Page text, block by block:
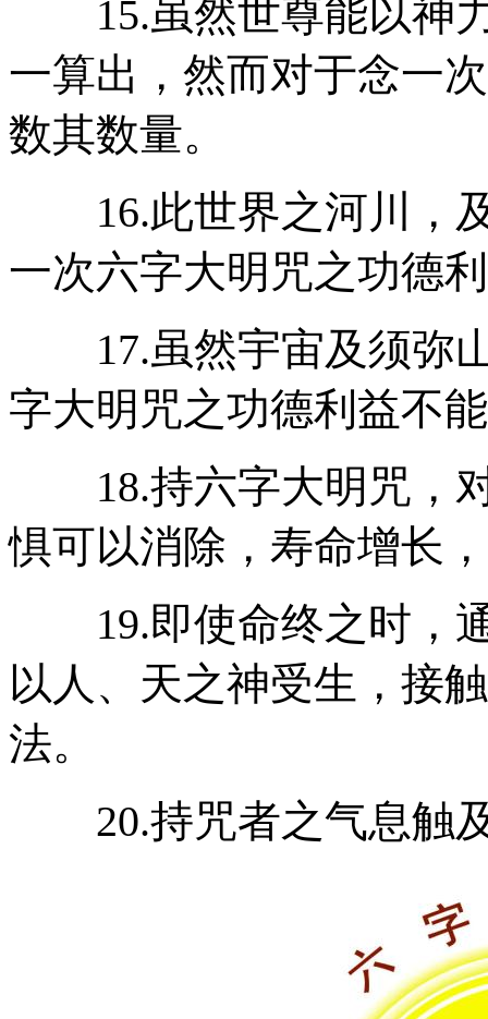
15.虽然世尊能以神力
一算出，然而对于念一
数其数量。
16.此世界之河川，及
一次六字大明咒之功德
17.虽然宇宙及须弥山
字大明咒之功德利益不
18.持六字大明咒，对
惧可以消除，寿命增长
19.即使命终之时，通
以人、天之神受生，接
法。
20.持咒者之气息触及